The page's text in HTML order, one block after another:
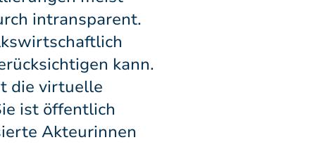
intransparent.
kann.
die virtuelle
ist öffentlich
Akteurinnen